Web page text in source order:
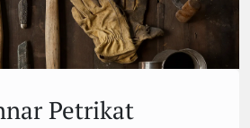
Petrikat